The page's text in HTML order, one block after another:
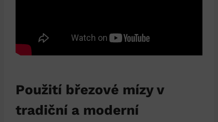
Použití březové mízy v
tradiční a moderní